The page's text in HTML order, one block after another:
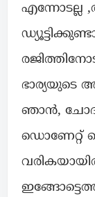
എന്നോടല്ല
ഭാര്യയുടെ
ഞാൻ,
ഡൊണേറ്റ്